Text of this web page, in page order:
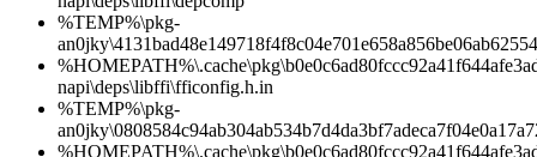
%TEMP%\pkg-
napi\deps\libffi\fficonfig.h.in
%TEMP%\pkg-